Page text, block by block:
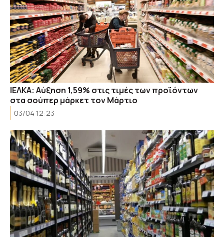
ΙΕΛΚΑ: Αύξηση 1,59% στις τιμές των προϊόντων
στα σούπερ μάρκετ τον Μάρτιο
03/04 12:23